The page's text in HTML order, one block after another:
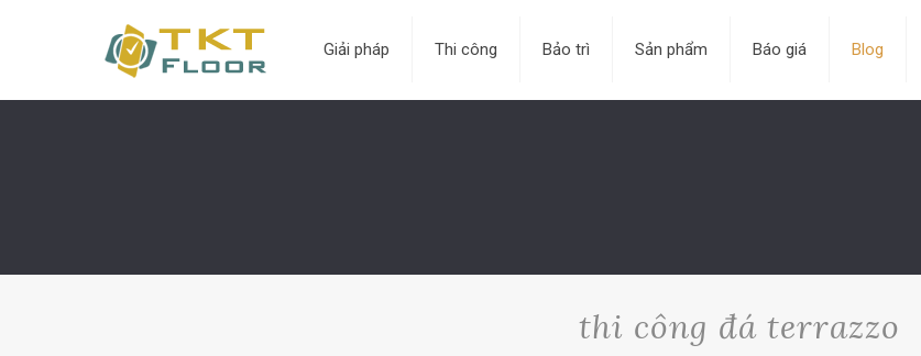
Giải pháp Thi công Bảo trì Sản phẩm Báo giá Blog
thi công đá terrazzo